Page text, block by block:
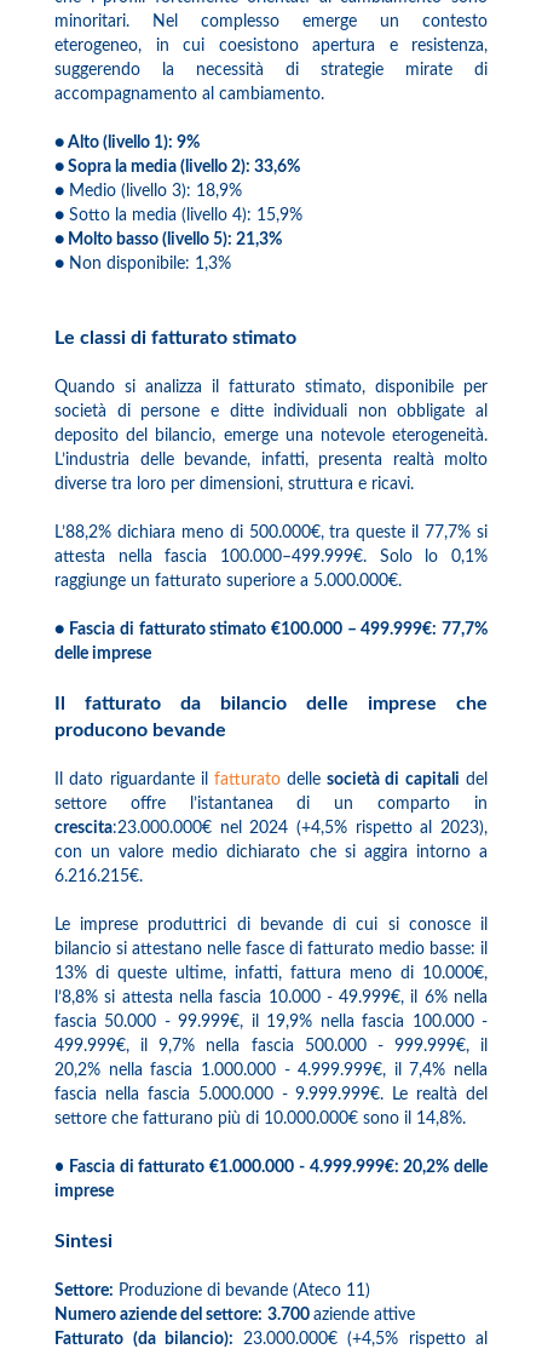
minoritari. Nel complesso emerge un contesto
eterogeneo, in cui coesistono apertura e resistenza,
suggerendo la necessità di strategie mirate di
accompagnamento al cambiamento.
● Alto (livello 1): 9%
● Sopra la media (livello 2): 33,6%
● Medio (livello 3): 18,9%
● Sotto la media (livello 4): 15,9%
● Molto basso (livello 5): 21,3%
● Non disponibile: 1,3%
Le classi di fatturato stimato
Quando si analizza il fatturato stimato, disponibile per
società di persone e ditte individuali non obbligate al
deposito del bilancio, emerge una notevole eterogeneità.
L’industria delle bevande, infatti, presenta realtà molto
diverse tra loro per dimensioni, struttura e ricavi.
L’88,2% dichiara meno di 500.000€, tra queste il 77,7% si
attesta nella fascia 100.000–499.999€. Solo lo 0,1%
raggiunge un fatturato superiore a 5.000.000€.
● Fascia di fatturato stimato €100.000 – 499.999€: 77,7%
delle imprese
Il fatturato da bilancio delle imprese che
producono bevande
Il dato riguardante ilfatturato dellesocietà di capitali del
settore offre l’istantanea di un comparto in
crescita:23.000.000€ nel 2024 (+4,5% rispetto al 2023),
con un valore medio dichiarato che si aggira intorno a
6.216.215€.
Le imprese produttrici di bevande di cui si conosce il
bilancio si attestano nelle fasce di fatturato medio basse: il
13% di queste ultime, infatti, fattura meno di 10.000€,
l’8,8% si attesta nella fascia 10.000 - 49.999€, il 6% nella
fascia 50.000 - 99.999€, il 19,9% nella fascia 100.000 -
499.999€, il 9,7% nella fascia 500.000 - 999.999€, il
20,2% nella fascia 1.000.000 - 4.999.999€, il 7,4% nella
fascia nella fascia 5.000.000 - 9.999.999€. Le realtà del
settore che fatturano più di 10.000.000€ sono il 14,8%.
• Fascia di fatturato €1.000.000 - 4.999.999€: 20,2% delle
imprese
Sintesi
Settore: Produzione di bevande (Ateco 11)
Numero aziende del settore: 3.700 aziende attive
Fatturato (da bilancio):
23.000.000€ (+4,5% rispetto al